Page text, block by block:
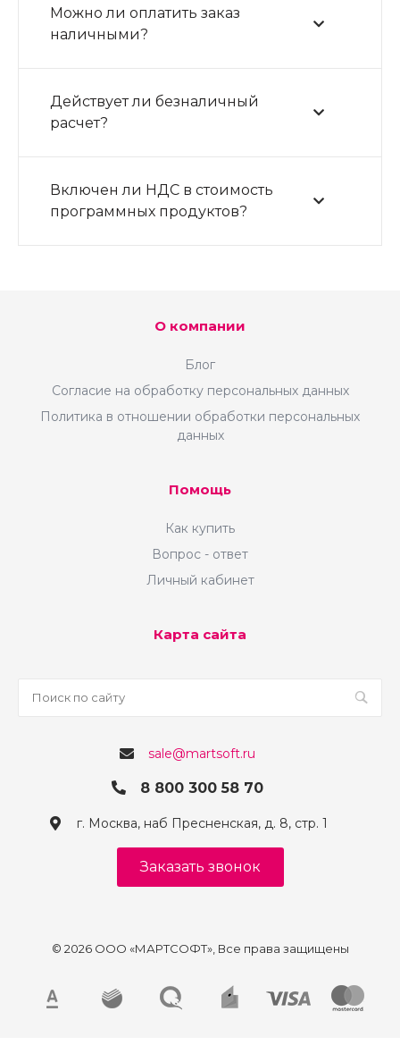
Можно ли оплатить заказ
наличными?
Действует ли безналичный
расчет?
Включен ли НДС в стоимость
программных продуктов?
О компании
Блог
Согласие на обработку персональных данных
Политика в отношении обработки персональных
данных
Помощь
Как купить
Вопрос - ответ
Личный кабинет
Карта сайта
sale@martsoft.ru
8 800 300 58 70
г. Москва, наб Пресненская, д. 8, стр. 1
Заказать звонок
© 2026 ООО «МАРТСОФТ», Все права защищены